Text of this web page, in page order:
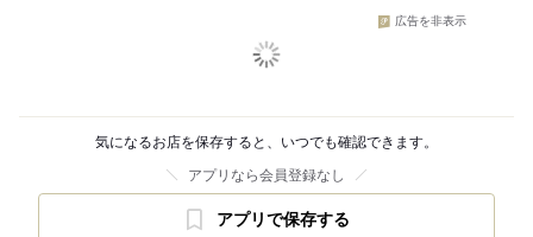
広告を非表示
気になるお店を保存すると、いつでも確認できます。
アプリなら会員登録なし
アプリで保存する